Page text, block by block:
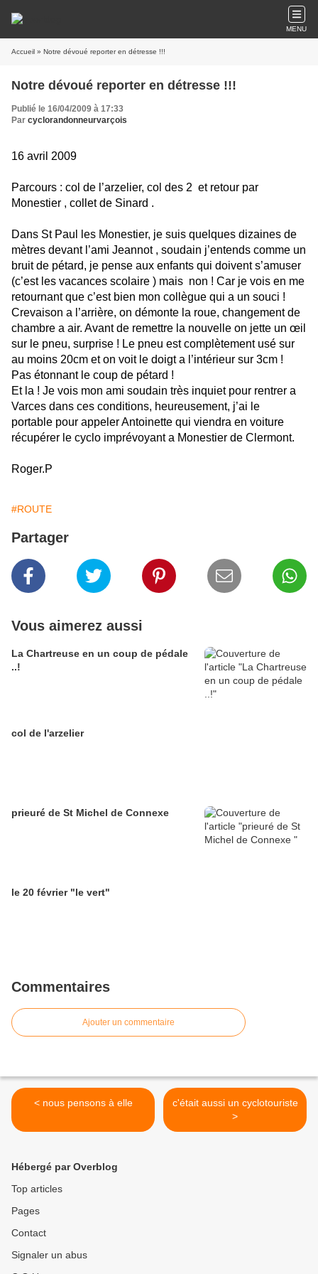
MENU
Accueil » Notre dévoué reporter en détresse !!!
Notre dévoué reporter en détresse !!!
Publié le 16/04/2009 à 17:33
Par cyclorandonneurvarçois
16 avril 2009
Parcours : col de l’arzelier, col des 2 et retour par
Monestier , collet de Sinard .
Dans St Paul les Monestier, je suis quelques dizaines de
mètres devant l’ami Jeannot , soudain j’entends comme un
bruit de pétard, je pense aux enfants qui doivent s’amuser
(c’est les vacances scolaire ) mais non ! Car je vois en me
retournant que c’est bien mon collègue qui a un souci !
Crevaison a l’arrière, on démonte la roue, changement de
chambre a air. Avant de remettre la nouvelle on jette un œil
sur le pneu, surprise ! Le pneu est complètement usé sur
au moins 20cm et on voit le doigta l’intérieur sur 3cm !
Pas étonnant le coup de pétard !
Et la ! Je vois mon ami soudain très inquiet pour rentrer a
Varces dans ces conditions, heureusement, j’ai le
portable pour appeler Antoinette qui viendra en voiture
récupérer le cyclo imprévoyant a Monestier de Clermont.
Roger.P
#ROUTE
Partager
Vous aimerez aussi
La Chartreuse en un coup de pédale
..!
col de l'arzelier
prieuré de St Michel de Connexe
le 20 février "le vert"
Commentaires
Ajouter un commentaire
< nous pensons à elle
c'était aussi un cyclotouriste
>
Hébergé par Overblog
Top articles
Pages
Contact
Signaler un abus